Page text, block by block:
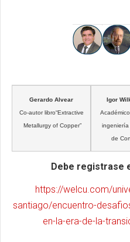
Gerardo Alvear
Co-autor libro“Extractive
Metallurgy of Copper”
Igor
ingeniería
de
Debe registrase
https://welcu.com/
santiago/encuentro-
en-la-era-de-la-